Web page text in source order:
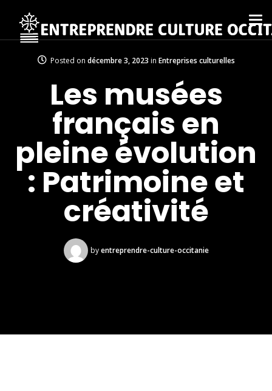
Posted on décembre 3, 2023 in Entreprises culturelles
Les musées
français en
pleine évolution
: Patrimoine et
créativité
by entreprendre-culture-occitanie